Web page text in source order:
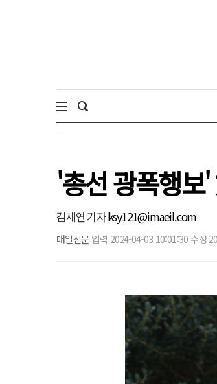
'총선 광폭행보
김세연 기자ksy121@imaeil.com
매일신문 입력 2024-04-03 10:01:30 수정